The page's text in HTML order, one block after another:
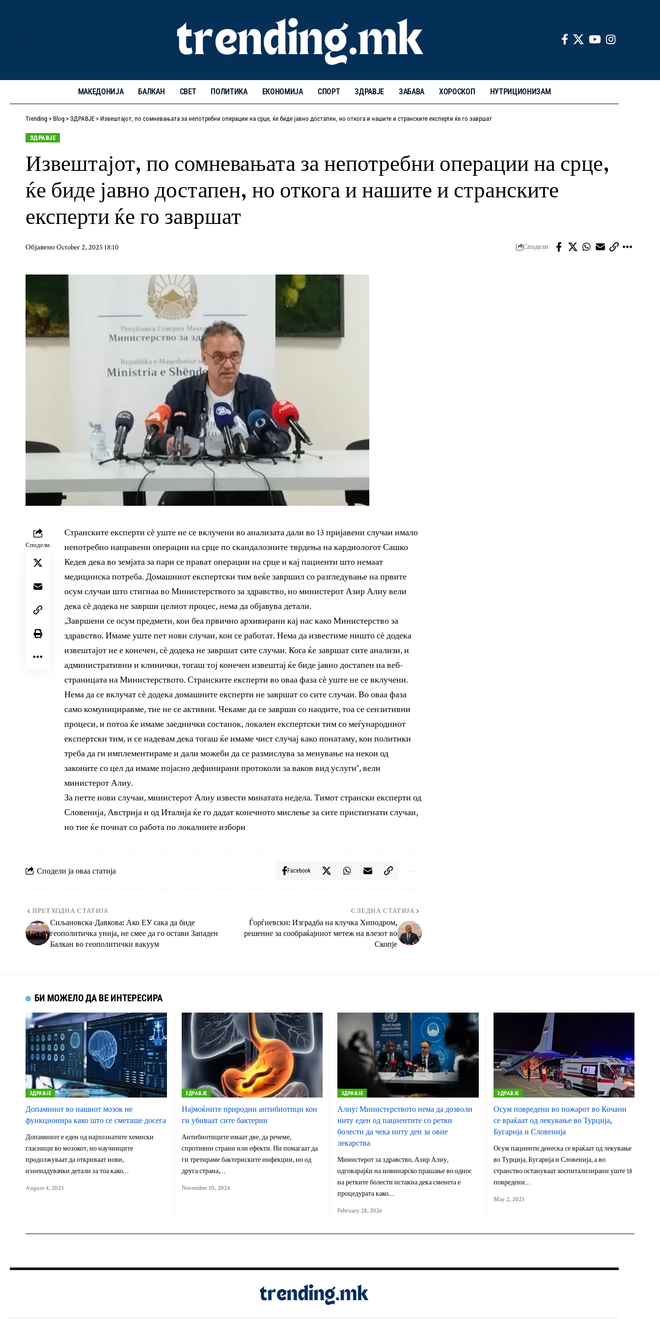
МАКЕДОНИЈА БАЛКАН СВЕТ ПОЛИТИКА ЕКОНОМИЈА СПОРТ ЗДРАВЈЕ ЗАБАВА ХОРОСКОП НУТРИЦИОНИЗАМ
Trending > Blog > ЗДРАВЈЕ > Извештајот, по сомневањата за непотребни операции на срце, ќе биде јавно достапен, но откога и нашите и странските експерти ќе го завршат
ЗДРАВЈЕ
Извештајот, по сомневањата за непотребни операции на срце,
ќе биде јавно достапен, но откога и нашите и странските
експерти ќе го завршат
Објавено October 2, 2025 18:10 Сподели
Сподели
Странските експерти сѐуште не се вклучени во анализата дали во 13 пријавени случаи имало
непотребно направени операции на срце по скандалозните тврдења на кардиологот Сашко
Кедев дека во земјата за пари се прават операции на срце и кај пациенти што немаат
медицинска потреба. Домашниот експертски тим веќе завршил со разгледување на првите
осум случаи што стигнаа во Министерството за здравство, но министерот Азир Алиу вели
дека сѐдодека не заврши целиот процес, нема да објавува детали.
„Завршени се осум предмети, кои беа првично архивирани кај нас како Министерство за
здравство. Имаме уште пет нови случаи, кои се работат. Нема да известиме ништо сѐдодека
извештајот не е конечен, сѐдодека не завршат сите случаи. Кога ќе завршат сите анализи, и
административни и клинички, тогаш тој конечен извештај ќе биде јавно достапен на веб-
страницата на Министерството. Странските експерти во оваа фаза сѐуште не се вклучени.
Нема да се вклучат сѐдодека домашните експерти не завршат со сите случаи. Во оваа фаза
само комунициравме, тие не се активни. Чекаме да се заврши со наодите, тоа се сензитивни
процеси, и потоа ќе имаме заеднички состанок, локален експертски тим со меѓународниот
експертски тим, и се надевам дека тогаш ќе имаме чист случај како понатаму, кои политики
треба да ги имплементираме и дали можеби да се размислува за менување на некои од
законите со цел да имаме појасно дефинирани протоколи за ваков вид услуги“, вели
министерот Алиу.
За петте нови случаи, министерот Алиу извести минатата недела. Тимот странски експерти од
Словенија, Австрија и од Италија ќе го дадат конечното мислење за сите пристигнати случаи,
но тие ќе почнат со работа по локалните избори
Сподели ја оваа статија Facebook
ПРЕТХОДНА СТАТИЈА
Сиљановска-Давкова: Ако ЕУ сака да биде
геополитичка унија, не смее да го остави Западен
Балкан во геополитички вакуум
СЛЕДНА СТАТИЈА
Ѓорѓиевски: Изградба на клучка Хиподром,
решение за сообраќајниот метеж на влезот во
Скопје
БИ МОЖЕЛО ДА ВЕ ИНТЕРЕСИРА
ЗДРАВЈЕ
Допаминот во нашиот мозок не
функционира како што се сметаше досега
Допаминот е еден од најпознатите хемиски
гласници во мозокот, но научниците
продолжуваат да откриваат нови,
изненадувачки детали за тоа како…
August 4, 2025
ЗДРАВЈЕ
Најмоќните природни антибиотици кои
ги убиваат сите бактерии
Антибиотиците имаат две, да речеме,
спротивни страни или ефекти. Ни помагаат да
ги третираме бактериските инфекции, но од
друга страна,…
November 10, 2024
ЗДРАВЈЕ
Алиу: Министерството нема да дозволи
ниту еден од пациентите со ретки
болести да чека ниту ден за овие
лекарства
Министерот за здравство, Азир Алиу,
одговарајќи на новинарско прашање во однос
на ретките болести истакна дека сменета е
процедурата како…
February 28, 2026
ЗДРАВЈЕ
Осум повредени во пожарот во Кочани
се враќаат од лекување во Турција,
Бугарија и Словенија
Осум пациенти денеска се враќаат од лекување
во Турција, Бугарија и Словенија, а во
странство остануваат хоспитализирани уште 18
повредени…
May 2, 2025